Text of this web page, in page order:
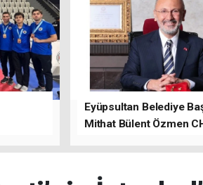
Eyüpsultan Belediye
Mithat Bülent Özmen